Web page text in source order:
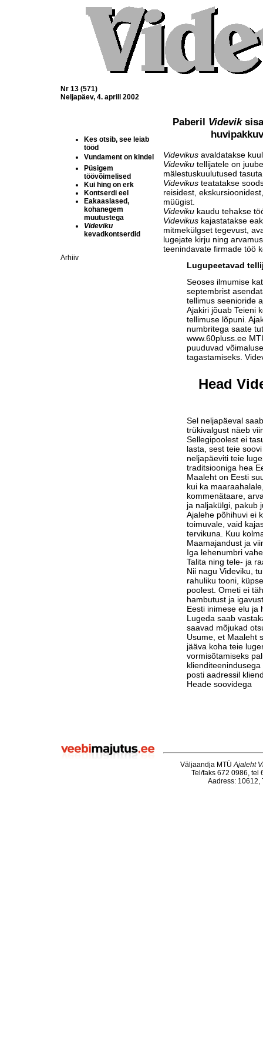
Nr 13 (571)
Neljapäev, 4. aprill 2002
Kes otsib, see leiab
tööd
Vundament on kindel
Püsigem
töövõimelised
Kui hing on erk
Kontserdi eel
Eakaaslased,
kohanegem
muutustega
Videviku
kevadkontserdid
Arhiiv
Paberil Videvik
Videvikus avaldatakse
Videviku tellijatele on
mälestuskuulutused
Videvikus teatatakse
reisidest,
müügist.
Videviku kaudu tehakse
Videvikus kajastatakse
mitmekülgset tegevust,
lugejate kirju ning
teenindavate firmade töö
Lugupeetavad
Seoses ilmumise
septembrist
tellimus seenioride
Ajakiri jõuab Teieni
tellimuse lõpuni.
numbritega saate
www.60pluss.ee
puuduvad
tagastamiseks.
Head
Sel neljapäeval
trükivalgust näeb
Sellegipoolest ei
lasta, sest teie
neljapäeviti teie
traditsiooniga hea
Maaleht on Eesti
kui ka
kommenätaare,
ja naljakülgi, pakub
Ajalehe põhihuvi ei
toimuvale, vaid
tervikuna. Kuu
Maamajandust ja
Iga lehenumbri
Talita ning tele- ja
Nii nagu Videviku,
rahuliku tooni,
poolest. Ometi ei
hambutust ja
Eesti inimese elu ja
Lugeda saab
saavad mõjukad
Usume, et Maaleht
jääva koha teie
vormisõtamiseks
posti aadressil
Heade soovidega
Väljaandja MTÜAjaleht
Tel/faks 672 0986, tel
Aadress: 10612,